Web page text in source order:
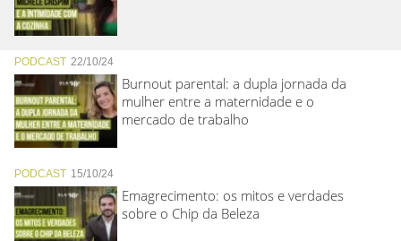
PODCAST 22/10/24
Burnout parental: a dupla jornada da
mulher entre a maternidade e o
mercado de trabalho
PODCAST 15/10/24
Emagrecimento: os mitos e verdades
sobre o Chip da Beleza